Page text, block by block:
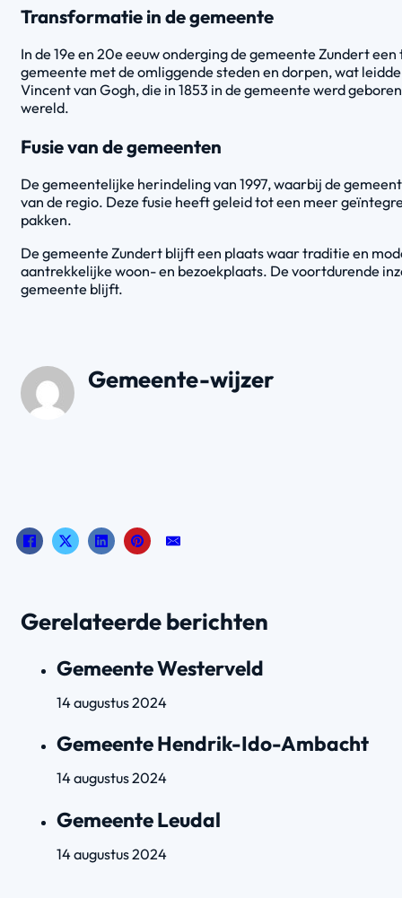
Transformatie in de gemeente
In de 19e en 20e eeuw onderging de gemeente Zundert
gemeente met de omliggende steden en dorpen, wat
Vincent van Gogh, die in 1853 in de gemeente werd
wereld.
Fusie van de gemeenten
De gemeentelijke herindeling van 1997, waarbij de
van de regio. Deze fusie heeft geleid tot een meer
pakken.
De gemeente Zundert blijft een plaats waar traditie en
aantrekkelijke woon- en bezoekplaats. De voortdurende
gemeente blijft.
Gemeente-wijzer
Gerelateerde berichten
Gemeente Westerveld
14 augustus 2024
Gemeente Hendrik-Ido-Ambacht
14 augustus 2024
Gemeente Leudal
14 augustus 2024